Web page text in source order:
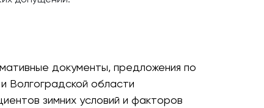
документы, предложения по
Волгоградской области
зимних условий и факторов